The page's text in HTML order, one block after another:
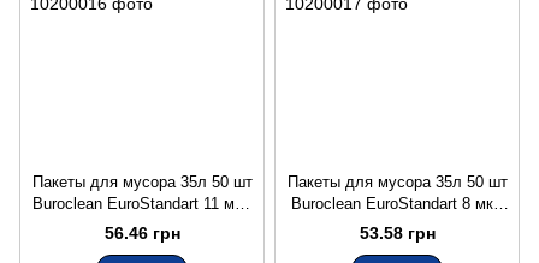
Пакеты для мусора 35л 50 шт
Buroclean EuroStandart 11 мкм
черные
56.46 грн
Пакеты для мусора 35л 50 шт
Buroclean EuroStandart 8 мкм
синие
53.58 грн